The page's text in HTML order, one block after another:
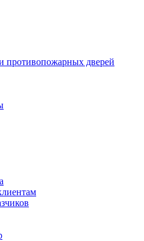
противопожарных дверей